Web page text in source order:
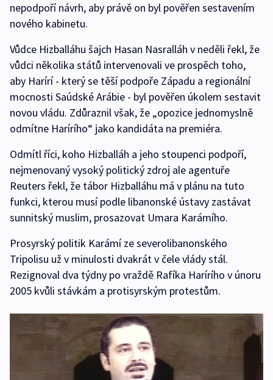
nepodpoří návrh, aby právě on byl pověřen sestavením
nového kabinetu.
Vůdce Hizballáhu šajch Hasan Nasralláh v neděli řekl, že
vůdci několika států intervenovali ve prospěch toho,
aby Harírí - který se těší podpoře Západu a regionální
mocnosti Saúdské Arábie - byl pověřen úkolem sestavit
novou vládu. Zdůraznil však, že „opozice jednomyslně
odmítne Harírího“ jako kandidáta na premiéra.
Odmítl říci, koho Hizballáh a jeho stoupenci podpoří,
nejmenovaný vysoký politický zdroj ale agentuře
Reuters řekl, že tábor Hizballáhu má v plánu na tuto
funkci, kterou musí podle libanonské ústavy zastávat
sunnitský muslim, prosazovat Umara Karámího.
Prosyrský politik Karámí ze severolibanonského
Tripolisu už v minulosti dvakrát v čele vlády stál.
Rezignoval dva týdny po vraždě Rafíka Harírího v únoru
2005 kvůli stávkám a protisyrským protestům.